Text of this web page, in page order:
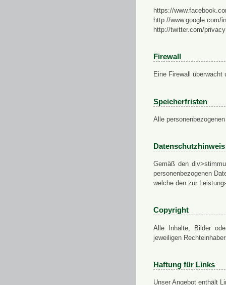
https://
http://www.google.com/
http://twitter.com/privacy
Firewall
Eine Firewall
Speicherfristen
Alle
Datenschutzhinweis
Gemäß den
personenbezogenen
welche den zur
Copyright
Alle Inhalte, Bilder
jeweiligen
Haftung für Links
Unser Angebot enthält